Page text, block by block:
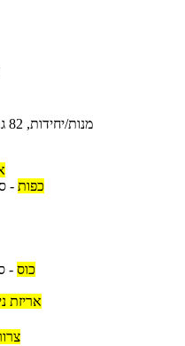
24 מנות/יחידות, 82 גרם למנה\יחידה
כפות -
כוס -
אריזת